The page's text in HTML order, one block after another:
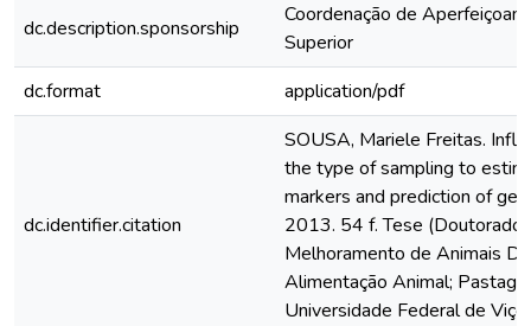
dc.description.sponsorship
Coordenação de
Superior
dc.format
application/pdf
dc.identifier.citation
SOUSA, Mariele Freitas.
the type of sampling to
markers and prediction of
2013. 54 f. Tese (Doutorado
Melhoramento de Animais
Alimentação Animal;
Universidade Federal de